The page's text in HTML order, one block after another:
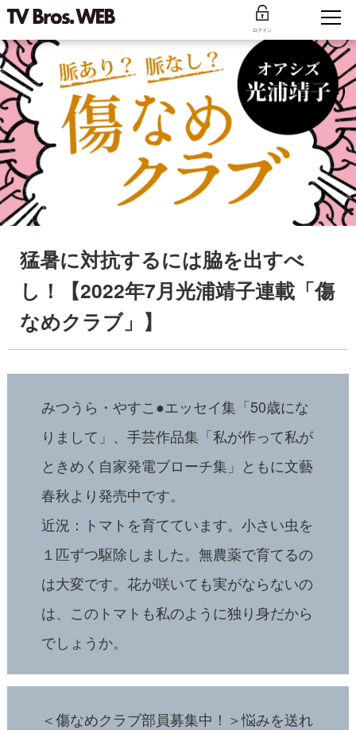
ログイン
猛暑に対抗するには脇を出すべ
し！【2022年7月光浦靖子連載「傷
なめクラブ」】
みつうら・やすこ●エッセイ集「50歳にな
りまして」、手芸作品集「私が作って私が
ときめく自家発電ブローチ集」ともに文藝
春秋より発売中です。
近況：トマトを育てています。小さい虫を
１匹ずつ駆除しました。無農薬で育てるの
は大変です。花が咲いても実がならないの
は、このトマトも私のように独り身だから
でしょうか。
＜傷なめクラブ部員募集中！＞悩みを送れ